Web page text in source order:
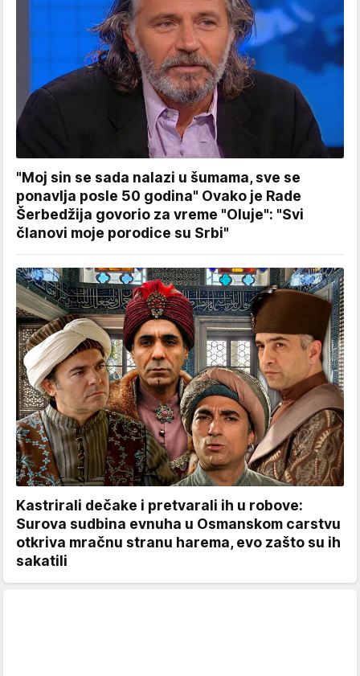
"Moj sin se sada nalazi u šumama, sve se
ponavlja posle 50 godina" Ovako je Rade
Šerbedžija govorio za vreme "Oluje": "Svi
članovi moje porodice su Srbi"
Kastrirali dečake i pretvarali ih u robove:
Surova sudbina evnuha u Osmanskom carstvu
otkriva mračnu stranu harema, evo zašto su ih
sakatili